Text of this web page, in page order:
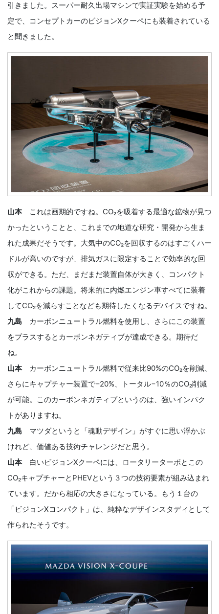
引きました。スーパー耐久出場マシンで実証実験を始める予
定で、コンセプトカーのビジョンXクーペにも装着されている
と聞きました。
山本これは画期的ですね。CO₂を吸着する最適な鉱物が見つ
かったということと、これまでの地道な研究・開発から生ま
れた成果だそうです。大気中のCO₂を回収するのはすごくハー
ドルが高いのですが、排気ガスに限定することで効率的な回
収ができる。ただ、まだまだ装置自体が大きく、コンパクト
化がこれからの課題。将来的に内燃エンジン車すべてに装着
してCO₂を減らすことなども期待したくなるデバイスですね。
九島 カーボンニュートラル燃料を使用し、さらにこの装置
をプラスするとカーボンネガティブが達成できる。期待だ
ね。
山本カーボンニュートラル燃料で従来比90%のCO₂を削減、
さらにキャプチャー装置で−20%、トータル−10％のCO₂削減
が可能。このカーボンネガティブというのは、強いインパク
トがありますね。
九島 マツダというと「魂動デザイン」がすぐに思い浮かぶ
けれど、価値ある技術チャレンジだと思う。
山本白いビジョンXクーペには、ロータリーターボとこの
CO₂キャプチャーとPHEVという３つの技術要素が組み込まれ
ています。だから相応の大きさになっている。もう１台の
「ビジョンXコンパクト」は、純粋なデザインスタディとして
作られたそうです。